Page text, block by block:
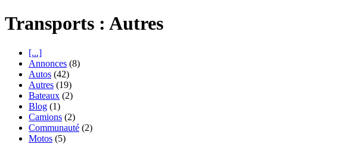
Transports : Autres
[...]
Annonces (8)
Autos (42)
Autres (19)
Bateaux (2)
Blog (1)
Camions (2)
Communauté (2)
Motos (5)